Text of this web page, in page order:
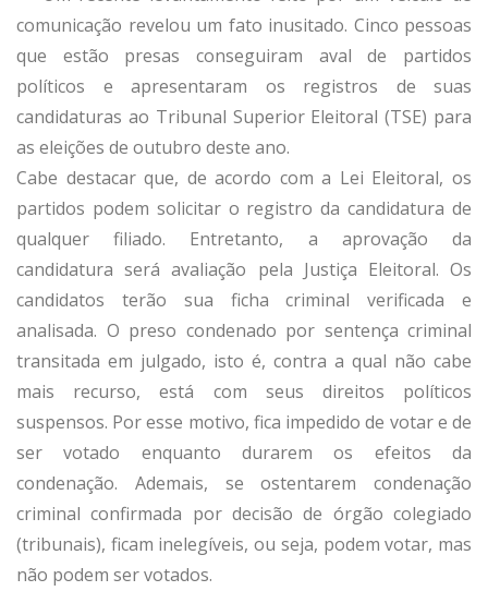
comunicação revelou um fato inusitado. Cinco pessoas
que estão presas conseguiram aval de partidos
políticos e apresentaram os registros de suas
candidaturas ao Tribunal Superior Eleitoral (TSE) para
as eleições de outubro deste ano.
Cabe destacar que, de acordo com a Lei Eleitoral, os
partidos podem solicitar o registro da candidatura de
qualquer filiado. Entretanto, a aprovação da
candidatura será avaliação pela Justiça Eleitoral. Os
candidatos terão sua ficha criminal verificada e
analisada. O preso condenado por sentença criminal
transitada em julgado, isto é, contra a qual não cabe
mais recurso, está com seus direitos políticos
suspensos. Por esse motivo, fica impedido de votar e de
ser votado enquanto durarem os efeitos da
condenação. Ademais, se ostentarem condenação
criminal confirmada por decisão de órgão colegiado
(tribunais), ficam inelegíveis, ou seja, podem votar, mas
não podem ser votados.